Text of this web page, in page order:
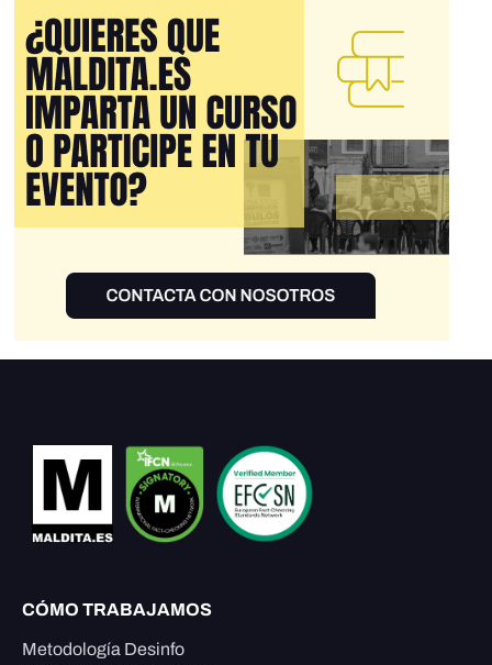
CÓMO TRABAJAMOS
Metodología Desinfo